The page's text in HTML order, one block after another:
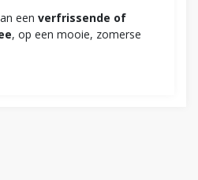
een verfrissende of
, op een mooie, zomerse